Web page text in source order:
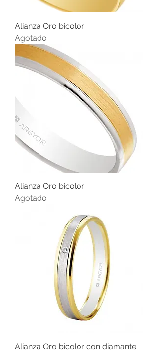
Alianza Oro bicolor
Agotado
Alianza Oro bicolor
Agotado
Alianza Oro bicolor con diamante